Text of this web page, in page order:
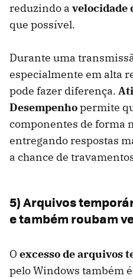
reduzindo a velocidade
que possível.
Durante uma
especialmente em alta
pode fazer diferença.
Desempenhopermite
componentes de forma
entregando respostas
a chance de
5) Arquivos
e também roubam
O excesso de arquivos
pelo Windows também